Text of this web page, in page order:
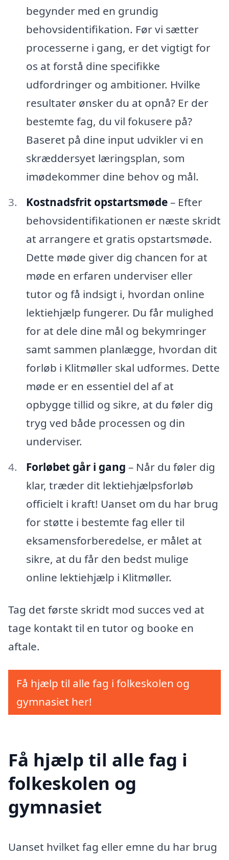
begynder med en grundig
behovsidentifikation. Før vi sætter
processerne i gang, er det vigtigt for
os at forstå dine specifikke
udfordringer og ambitioner. Hvilke
resultater ønsker du at opnå? Er der
bestemte fag, du vil fokusere på?
Baseret på dine input udvikler vi en
skræddersyet læringsplan, som
imødekommer dine behov og mål.
Kostnadsfrit opstartsmøde– Efter
behovsidentifikationen er næste skridt
at arrangere et gratis opstartsmøde.
Dette møde giver dig chancen for at
møde en erfaren underviser eller
tutor og få indsigt i, hvordan online
lektiehjælp fungerer. Du får mulighed
for at dele dine mål og bekymringer
samt sammen planlægge, hvordan dit
forløb i Klitmøller skal udformes. Dette
møde er en essentiel del af at
opbygge tillid og sikre, at du føler dig
tryg ved både processen og din
underviser.
Forløbet går i gang – Når du føler dig
klar, træder dit lektiehjælpsforløb
officielt i kraft! Uanset om du har brug
for støtte i bestemte fag eller til
eksamensforberedelse, er målet at
sikre, at du får den bedst mulige
online lektiehjælp i Klitmøller.
Tag det første skridt mod succes ved at
tage kontakt til en tutor og booke en
aftale.
Få hjælp til alle fag i folkeskolen og
gymnasiet her!
Få hjælp til alle fag i
folkeskolen og
gymnasiet
Uanset hvilket fag eller emne du har brug